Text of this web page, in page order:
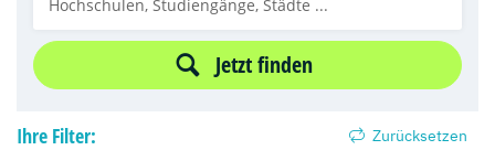
Jetzt finden
Ihre Filter: Zurücksetzen